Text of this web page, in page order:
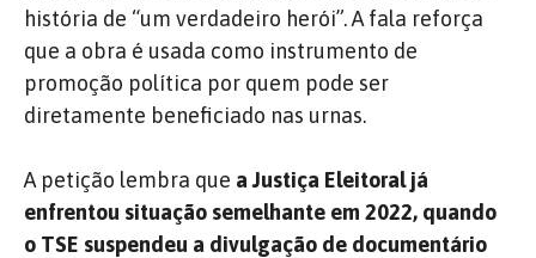
história de “um verdadeiro herói”. A fala reforça
que a obra é usada como instrumento de
promoção política por quem pode ser
diretamente beneficiado nas urnas.
A petição lembra que a Justiça Eleitoral já
enfrentou situação semelhante em 2022, quando
o TSE suspendeu a divulgação de documentário